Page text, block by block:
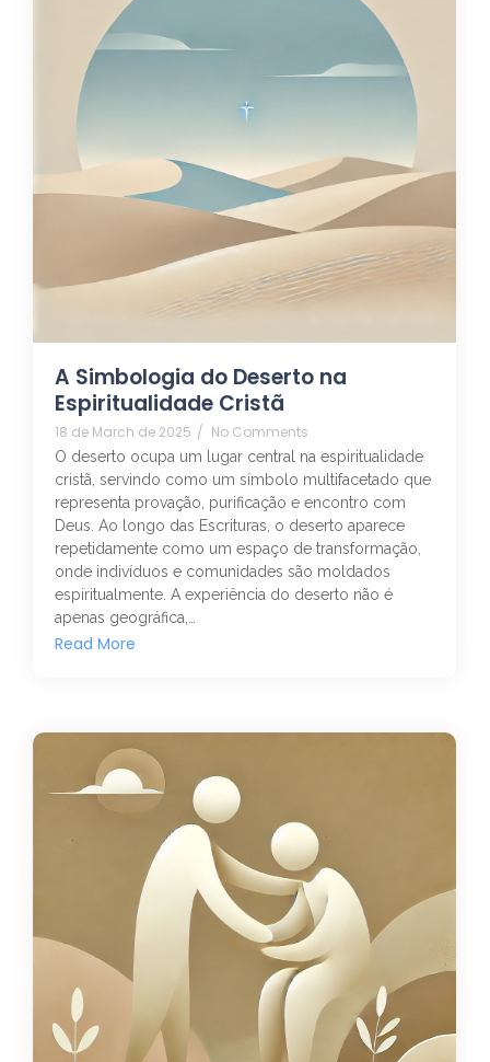
A Simbologia do Deserto na
Espiritualidade Cristã
18 de March de 2025 / No Comments
O deserto ocupa um lugar central na espiritualidade
cristã, servindo como um símbolo multifacetado que
representa provação, purificação e encontro com
Deus. Ao longo das Escrituras, o deserto aparece
repetidamente como um espaço de transformação,
onde indivíduos e comunidades são moldados
espiritualmente. A experiência do deserto não é
apenas geográfica,…
Read More